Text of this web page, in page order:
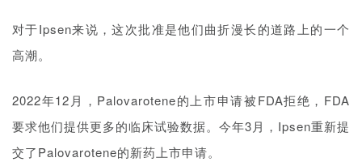
对于Ipsen来说，这次批准是他们曲折漫长的道路上的一个
高潮。
2022年12月，Palovarotene的上市申请被FDA拒绝，FDA
要求他们提供更多的临床试验数据。今年3月，Ipsen重新提
交了Palovarotene的新药上市申请。